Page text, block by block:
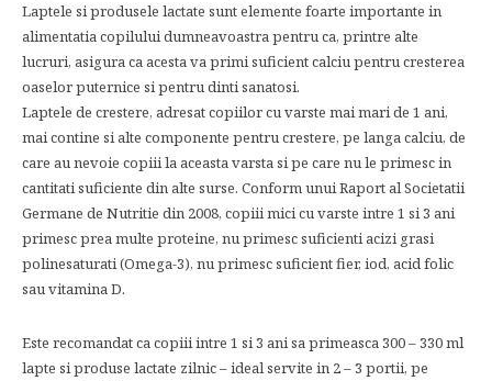
Laptele si produsele lactate sunt elemente foarte importante in
alimentatia copilului dumneavoastra pentru ca, printre alte
lucruri, asigura ca acesta va primi suficient calciu pentru cresterea
oaselor puternice si pentru dinti sanatosi.
Laptele de crestere, adresat copiilor cu varste mai mari de 1 ani,
mai contine si alte componente pentru crestere, pe langa calciu, de
care au nevoie copiii la aceasta varsta si pe care nu le primesc in
cantitati suficiente din alte surse. Conform unui Raport al Societatii
Germane de Nutritie din 2008, copiii mici cu varste intre 1 si 3 ani
primesc prea multe proteine, nu primesc suficienti acizi grasi
polinesaturati (Omega-3), nu primesc suficient fier, iod, acid folic
sau vitamina D.
Este recomandat ca copiii intre 1 si 3 ani sa primeasca 300 – 330 ml
lapte si produse lactate zilnic – ideal servite in 2 – 3 portii, pe